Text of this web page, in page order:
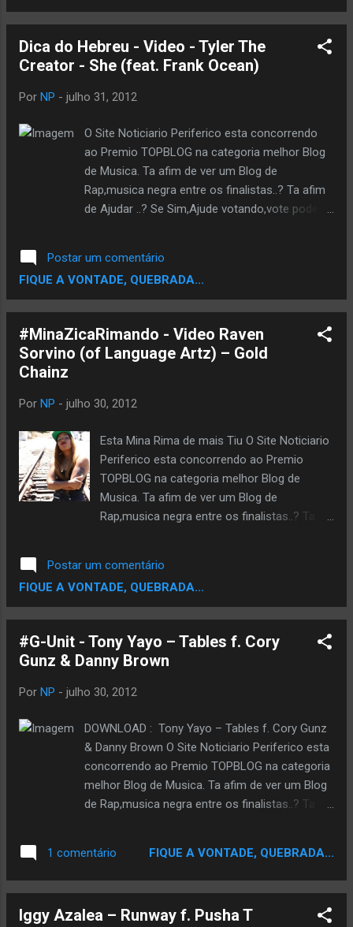
Dica do Hebreu - Video - Tyler The
Creator - She (feat. Frank Ocean)
Por NP - julho 31, 2012
O Site Noticiario Periferico esta concorrendo
ao Premio TOPBLOG na categoria melhor Blog
de Musica. Ta afim de ver um Blog de
Rap,musica negra entre os finalistas..? Ta afim
de Ajudar ..? Se Sim,Ajude votando,vote pode
Corrente. VOTE AQUI
Postar um comentário
FIQUE A VONTADE, QUEBRADA...
#MinaZicaRimando - Video Raven
Sorvino (of Language Artz) – Gold
Chainz
Por NP - julho 30, 2012
Esta Mina Rima de mais Tiu O Site Noticiario
Periferico esta concorrendo ao Premio
TOPBLOG na categoria melhor Blog de
Musica. Ta afim de ver um Blog de
Rap,musica negra entre os finalistas..? Ta
ou Twitter. Escolha um e Vota pra Fortalecer
a Corrente. VOTE AQUI
Postar um comentário
FIQUE A VONTADE, QUEBRADA...
#G-Unit - Tony Yayo – Tables f. Cory
Gunz & Danny Brown
Por NP - julho 30, 2012
DOWNLOAD : Tony Yayo – Tables f. Cory Gunz
& Danny Brown O Site Noticiario Periferico esta
concorrendo ao Premio TOPBLOG na categoria
melhor Blog de Musica. Ta afim de ver um Blog
de Rap,musica negra entre os finalistas..? Ta
Twitter. Escolha um e Vota pra Fortalecer a
Corrente. VOTE AQUI
1 comentário FIQUE A VONTADE, QUEBRADA...
Iggy Azalea – Runway f. Pusha T